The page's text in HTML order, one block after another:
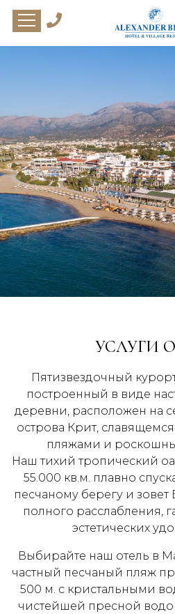
УСЛУГИ
Пятизвездочный
построенный в виде
деревни, расположен на
острова Крит,
пляжами и
Наш тихий тропический
55.000 кв.м. плавно
песчаному берегу и зовет
полного расслабления,
эстетических
Выбирайте наш отель в
частный песчаный пляж
500 м. с кристальными
чистейшей пресной